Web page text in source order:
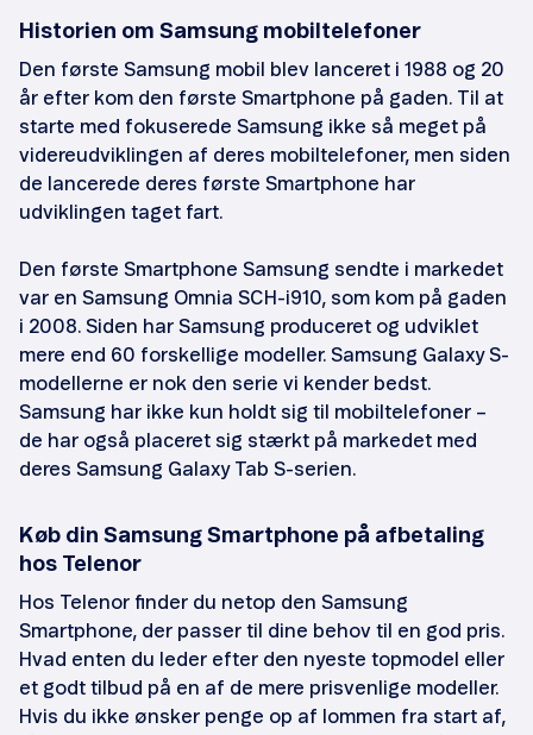
Historien om Samsung mobiltelefoner
Den første Samsung mobil blev lanceret i 1988 og 20
år efter kom den første Smartphone på gaden. Til at
starte med fokuserede Samsung ikke så meget på
videreudviklingen af deres mobiltelefoner, men siden
de lancerede deres første Smartphone har
udviklingen taget fart.
Den første Smartphone Samsung sendte i markedet
var en Samsung Omnia SCH-i910, som kom på gaden
i 2008. Siden har Samsung produceret og udviklet
mere end 60 forskellige modeller. Samsung Galaxy S-
modellerne er nok den serie vi kender bedst.
Samsung har ikke kun holdt sig til mobiltelefoner –
de har også placeret sig stærkt på markedet med
deres Samsung Galaxy Tab S-serien.
Køb din Samsung Smartphone på afbetaling
hos Telenor
Hos Telenor finder du netop den Samsung
Smartphone, der passer til dine behov til en god pris.
Hvad enten du leder efter den nyeste topmodel eller
et godt tilbud på en af de mere prisvenlige modeller.
Hvis du ikke ønsker penge op af lommen fra start af,